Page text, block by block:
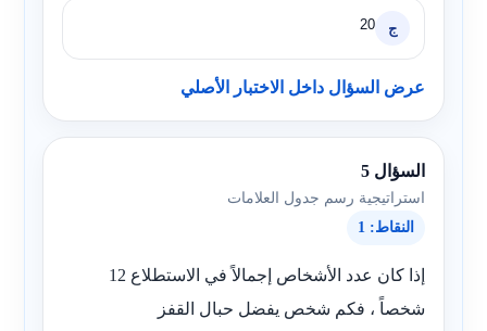
ج 20
عرض السؤال داخل الاختبار الأصلي
السؤال 5
استراتيجية رسم جدول العلامات
النقاط: 1
إذا كان عدد الأشخاص إجمالاً في الاستطلاع 12
شخصاً ، فكم شخص يفضل حبال القفز